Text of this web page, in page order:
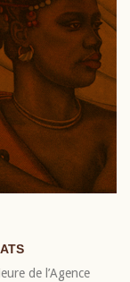
de l’Agence